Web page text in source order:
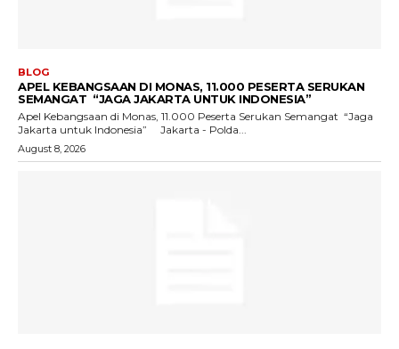
BLOG
APEL KEBANGSAAN DI MONAS, 11.000 PESERTA SERUKAN
SEMANGAT “JAGA JAKARTA UNTUK INDONESIA”
Apel Kebangsaan di Monas, 11.000 Peserta Serukan Semangat “Jaga
Jakarta untuk Indonesia” Jakarta - Polda...
August 8, 2026